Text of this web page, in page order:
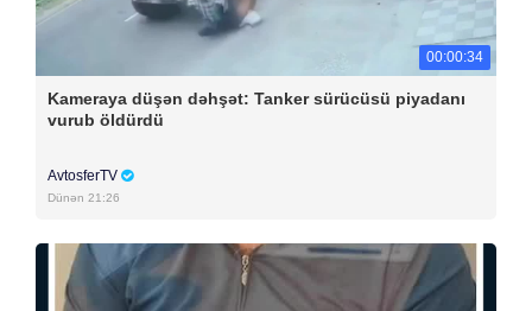
00:00:34
Kameraya düşən dəhşət: Tanker sürücüsü piyadanı
vurub öldürdü
AvtosferTV
Dünən 21:26